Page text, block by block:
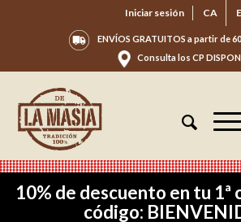
Iniciar sesión CA
ENVÍOS GRATUITOS a partir de
Consulta los CP
10% de descuento en tu 1ª
código: